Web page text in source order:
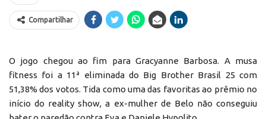
Compartilhar
O jogo chegou ao fim para Gracyanne Barbosa. A musa
fitness foi a 11ª eliminada do Big Brother Brasil 25 com
51,38% dos votos. Tida como uma das favoritas ao prêmio no
início do reality show, a ex-mulher de Belo não conseguiu